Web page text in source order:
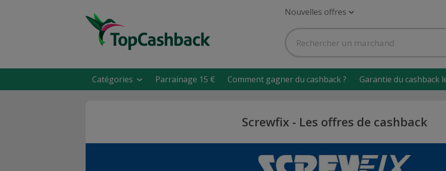
Nouvelles offres
Catégories Parrainage 15 € Comment gagner du cashback ? Garantie du cashback
Screwfix - Les offres de cashback